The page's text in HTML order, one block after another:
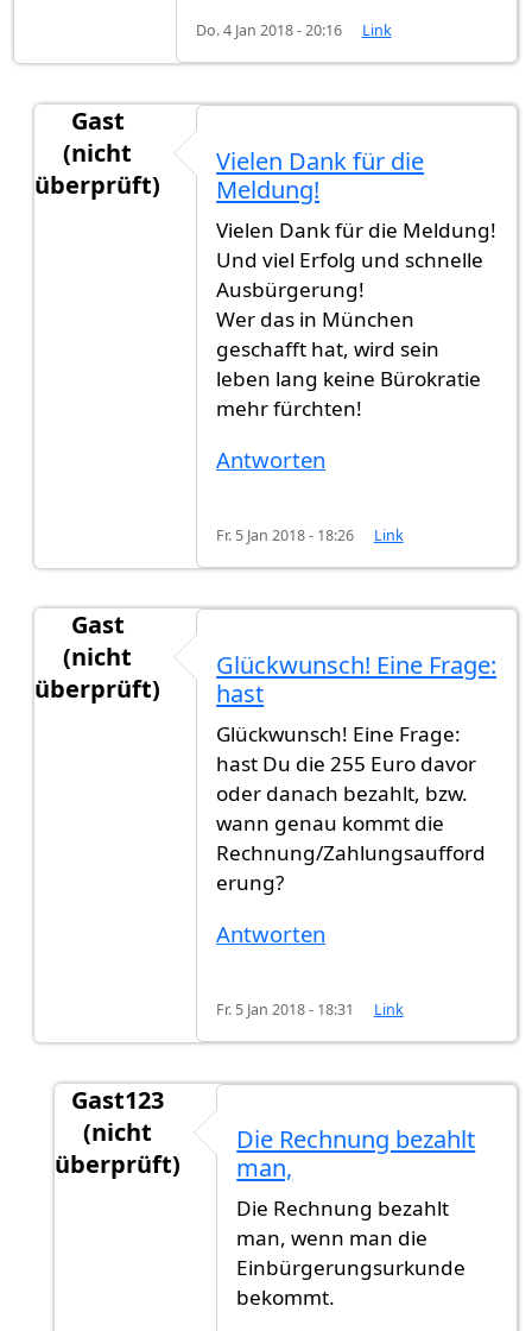
Do. 4 Jan 2018 - 20:16 Link
Gast
(nicht
überprüft)
Vielen Dank für die
Meldung!
Vielen Dank für die Meldung!
Und viel Erfolg und schnelle
Ausbürgerung!
Wer das in München
geschafft hat, wird sein
leben lang keine Bürokratie
mehr fürchten!
Antworten
Fr. 5 Jan 2018 - 18:26 Link
Gast
(nicht
überprüft)
Heute habe ich die von gast123
Glückwunsch! Eine Frage:
hast
Glückwunsch! Eine Frage:
hast Du die 255 Euro davor
oder danach bezahlt, bzw.
wann genau kommt die
Rechnung/Zahlungsaufford
erung?
Antworten
Fr. 5 Jan 2018 - 18:31 Link
Gast123
(nicht
überprüft)
Glückwunsch! Eine Frage: hast
Die Rechnung bezahlt
man,
Die Rechnung bezahlt
man, wenn man die
Einbürgerungsurkunde
bekommt.